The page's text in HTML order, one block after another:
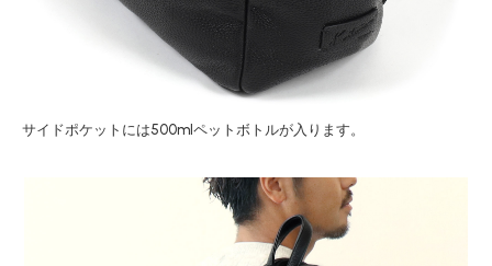
サイドポケットには500mlペットボトルが入ります。